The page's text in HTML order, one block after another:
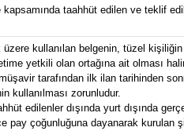
taahhüt edilen ve teklif
kullanılan belgenin, tüzel
yetkili olan ortağına ait olması
tarafından ilk ilan tarihinden
kullanılması zorunludur.
edilenler dışında yurt dışında
pay çoğunluğuna dayanarak